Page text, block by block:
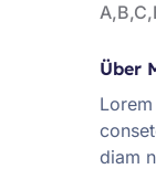
Über
diam